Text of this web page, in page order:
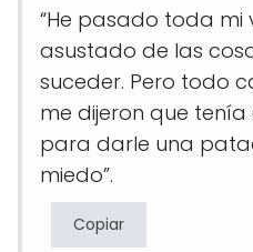
“He pasado toda mi
asustado de las
suceder. Pero todo
me dijeron que
para darle una
miedo”.
Copiar